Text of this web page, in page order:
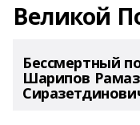
Великой
Бессмертный
Шарипов